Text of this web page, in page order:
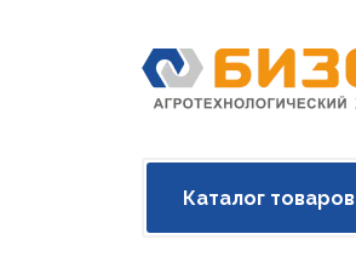
Каталог товаров